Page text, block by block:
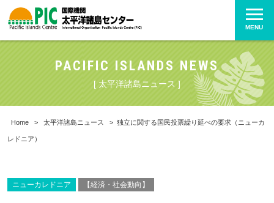
MENU
PACIFIC ISLANDS NEWS
[ 太平洋諸島ニュース ]
Home > 太平洋諸島ニュース > 独立に関する国民投票繰り延べの要求（ニューカ
レドニア）
ニューカレドニア 【経済・社会動向】